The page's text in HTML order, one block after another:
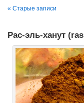
« Старые записи
Рас-эль-ханут